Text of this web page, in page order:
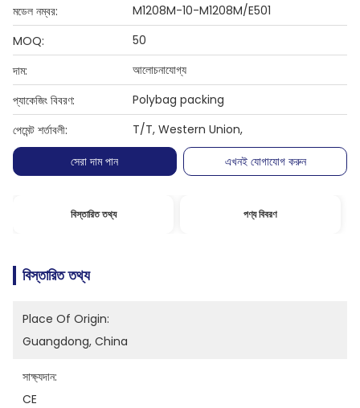
মডেল নম্বর:
M1208M-10-M1208M/E501
MOQ:
50
দাম:
আলোচনাযোগ্য
প্যাকেজিং বিবরণ:
Polybag packing
পেমেন্ট শর্তাবলী:
T/T, Western Union,
সেরা দাম পান
এখনই যোগাযোগ করুন
বিস্তারিত তথ্য পণ্য বিবরণ
বিস্তারিত তথ্য
Place Of Origin:
Guangdong, China
সাক্ষ্যদান:
CE